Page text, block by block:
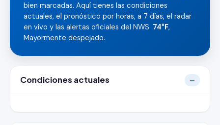
bien marcadas. Aquí tienes las condiciones
actuales, el pronóstico por horas, a 7 días, el radar
en vivo y las alertas oficiales del NWS. 74°F,
Mayormente despejado.
Condiciones actuales —